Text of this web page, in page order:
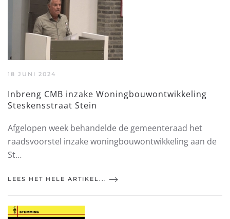
18 JUNI 2024
Inbreng CMB inzake Woningbouwontwikkeling
Steskensstraat Stein
Afgelopen week behandelde de gemeenteraad het
raadsvoorstel inzake woningbouwontwikkeling aan de
St…
LEES HET HELE ARTIKEL...